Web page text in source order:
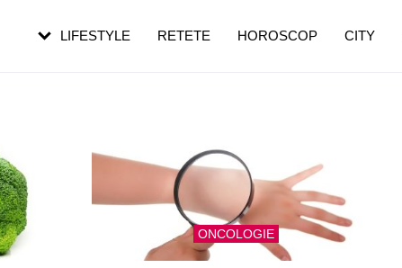
ONCOLOGIE
LIFESTYLE RETETE HOROSCOP CITY
pe măsură ce înaintezi în vârstă